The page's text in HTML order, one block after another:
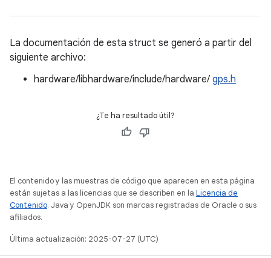
La documentación de esta struct se generó a partir del
siguiente archivo:
hardware/libhardware/include/hardware/ gps.h
¿Te ha resultado útil?
El contenido y las muestras de código que aparecen en esta página
están sujetas a las licencias que se describen en la Licencia de
Contenido. Java y OpenJDK son marcas registradas de Oracle o sus
afiliados.
Última actualización: 2025-07-27 (UTC)